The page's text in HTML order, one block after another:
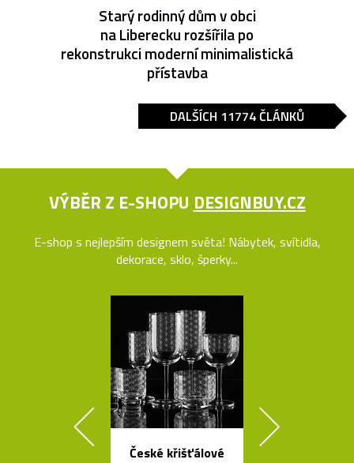
Starý rodinný dům v obci
na Liberecku rozšířila po
rekonstrukci moderní minimalistická
přístavba
DALŠÍCH 11774 ČLÁNKŮ
VÝBĚR Z E-SHOPU DESIGNBUY.CZ
E-shop s nejlepším designem světa! Nábytek, svítidla,
dekorace, sklo, šperky...
České křišťálové